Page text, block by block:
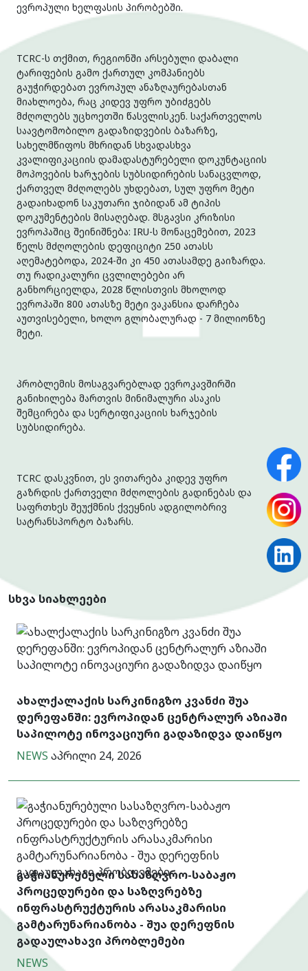
ევროპული ხელფასის პირობებში.
TCRC-ს თქმით, რეგიონში არსებული დაბალი
ტარიფების გამო ქართულ კომპანიებს
გაუჭირდებათ ევროპულ ანაზღაურებასთან
მიახლოება, რაც კიდევ უფრო უბიძგებს
მძღოლებს უცხოეთში წასვლისკენ. საქართველოს
საავტომობილო გადაზიდვების ბაზარზე,
სახელმწიფოს მხრიდან სხვადასხვა
კვალიფიკაციის დამადასტურებელი დოკუნტაციის
მოპოვების ხარჯების სუბსიდირების სანაცვლოდ,
ქართველ მძღოლებს უხდებათ, სულ უფრო მეტი
გადაიხადონ საკუთარი ჯიბიდან ამ ტიპის
დოკუმენტების მისაღებად. მსგავსი კრიზისი
ევროპაშიც შეინიშნება: IRU-ს მონაცემებით, 2023
წელს მძღოლების დეფიციტი 250 ათასს
აღემატებოდა, 2024-ში კი 450 ათასამდე გაიზარდა.
თუ რადიკალური ცვლილებები არ
განხორციელდა, 2028 წლისთვის მხოლოდ
ევროპაში 800 ათასზე მეტი ვაკანსია დარჩება
აუთვისებელი, ხოლო გლობალურად - 7 მილიონზე
მეტი.
პრობლემის მოსაგვარებლად ევროკავშირში
განიხილება მართვის მინიმალური ასაკის
შემცირება და სერტიფიკაციის ხარჯების
სუბსიდირება.
TCRC დასკვნით, ეს ვითარება კიდევ უფრო
გაზრდის ქართველი მძღოლების გადინებას და
საფრთხეს შეუქმნის ქვეყნის ადგილობრივ
სატრანსპორტო ბაზარს.
სხვა სიახლეები
ახალქალაქის სარკინიგზო კვანძი შუა
დერეფანში: ევროპიდან ცენტრალურ აზიაში
საპილოტე ინოვაციური გადაზიდვა დაიწყო
NEWS აპრილი 24, 2026
გაჭიანურებული სასაზღვრო-საბაჟო
პროცედურები და საზღვრებზე
ინფრასტრუქტურის არასაკმარისი
გამტარუნარიანობა - შუა დერეფნის
გადაულახავი პრობლემები
NEWS